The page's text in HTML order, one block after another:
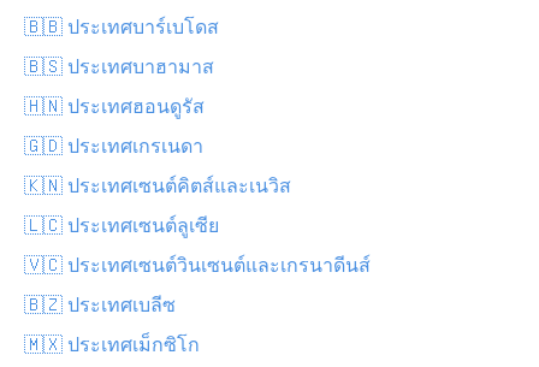
🇧🇧 ประเทศบาร์เบโดส
🇧🇸 ประเทศบาฮามาส
🇭🇳 ประเทศฮอนดูรัส
🇬🇩 ประเทศเกรเนดา
🇰🇳 ประเทศเซนต์คิตส์และเนวิส
🇱🇨 ประเทศเซนต์ลูเซีย
🇻🇨 ประเทศเซนต์วินเซนต์และเกรนาดีนส์
🇧🇿 ประเทศเบลีซ
🇲🇽 ประเทศเม็กซิโก